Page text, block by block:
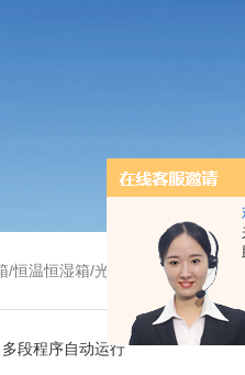
化碳培养箱等/恒温干燥箱/真空干燥箱/高温烘箱等/
段程序自动运行